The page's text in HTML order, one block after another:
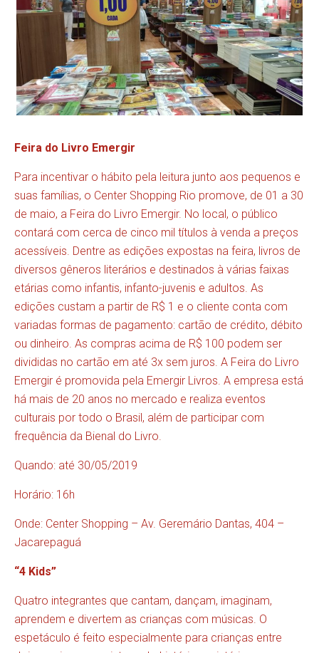
Feira do Livro Emergir
Para incentivar o hábito pela leitura junto aos pequenos e
suas famílias, o Center Shopping Rio promove, de 01 a 30
de maio, a Feira do Livro Emergir. No local, o público
contará com cerca de cinco mil títulos à venda a preços
acessíveis. Dentre as edições expostas na feira, livros de
diversos gêneros literários e destinados à várias faixas
etárias como infantis, infanto-juvenis e adultos. As
edições custam a partir de R$ 1 e o cliente conta com
variadas formas de pagamento: cartão de crédito, débito
ou dinheiro. As compras acima de R$ 100 podem ser
divididas no cartão em até 3x sem juros. A Feira do Livro
Emergir é promovida pela Emergir Livros. A empresa está
há mais de 20 anos no mercado e realiza eventos
culturais por todo o Brasil, além de participar com
frequência da Bienal do Livro.
Quando: até 30/05/2019
Horário: 16h
Onde: Center Shopping – Av. Geremário Dantas, 404 –
Jacarepaguá
“4 Kids”
Quatro integrantes que cantam, dançam, imaginam,
aprendem e divertem as crianças com músicas. O
espetáculo é feito especialmente para crianças entre